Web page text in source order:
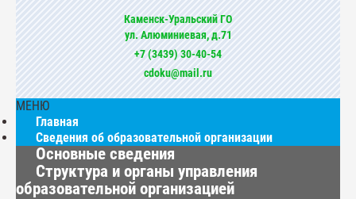
Каменск-Уральский ГО
ул. Алюминиевая, д.71
+7 (3439) 30-40-54
cdoku@mail.ru
МЕНЮ
Главная
Сведения об образовательной организации
Основные сведения
Структура и органы управления
образовательной организацией